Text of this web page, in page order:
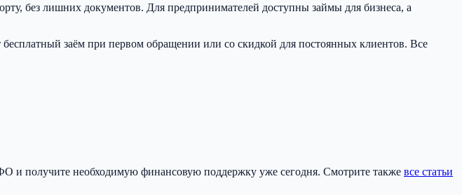
без лишних документов. Для предпринимателей доступны займы для бизнеса, а
заём при первом обращении или со скидкой для постоянных клиентов. Все
и получите необходимую финансовую поддержку уже сегодня. Смотрите также все статьи